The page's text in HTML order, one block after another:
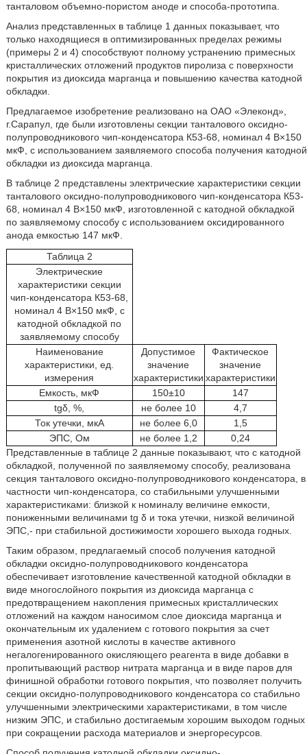
танталовом объемно-пористом аноде и способа-прототипа.
Анализ представленных в таблице 1 данных показывает, что
только находящиеся в оптимизированных пределах режимы
(примеры 2 и 4) способствуют полному устранению примесных
кристаллических отложений продуктов пиролиза с поверхности
покрытия из диоксида марганца и повышению качества катодной
обкладки.
Предлагаемое изобретение реализовано на ОАО «Элеконд»,
г.Сарапул, где были изготовлены секции танталового оксидно-
полупроводникового чип-конденсатора К53-68, номинал 4 В×150
мкФ, с использованием заявляемого способа получения катодной
обкладки из диоксида марганца.
В таблице 2 представлены электрические характеристики секции
танталового оксидно-полупроводникового чип-конденсатора К53-
68, номинал 4 В×150 мкФ, изготовленной с катодной обкладкой
по заявляемому способу с использованием оксидированного
анода емкостью 147 мкФ.
Таблица 2
Электрические
характеристики секции
чип-конденсатора К53-68,
номинал 4 В×150 мкФ, с
катодной обкладкой по
заявляемому способу
Наименование
характеристики, ед.
измерения
Допустимое
значение
характеристики
Фактическое
значение
характеристики
Емкость, мкФ
150±10
147
tgδ, %,
не более 10
4,7
Ток утечки, мкА
не более 6,0
1,5
ЭПС, Ом
не более 1,2
0,24
Представленные в таблице 2 данные показывают, что с катодной
обкладкой, полученной по заявляемому способу, реализована
секция танталового оксидно-полупроводникового конденсатора, в
частности чип-конденсатора, со стабильными улучшенными
характеристиками: близкой к номиналу величине емкости,
пониженными величинами tg δ и тока утечки, низкой величиной
ЭПС,- при стабильной достижимости хорошего выхода годных.
Таким образом, предлагаемый способ получения катодной
обкладки оксидно-полупроводникового конденсатора
обеспечивает изготовление качественной катодной обкладки в
виде многослойного покрытия из диоксида марганца с
предотвращением накопления примесных кристаллических
отложений на каждом наносимом слое диоксида марганца и
окончательным их удалением с готового покрытия за счет
применения азотной кислоты в качестве активного
негалогенированного окисляющего реагента в виде добавки в
пропитывающий раствор нитрата марганца и в виде паров для
финишной обработки готового покрытия, что позволяет получить
секции оксидно-полупроводникового конденсатора со стабильно
улучшенными электрическими характеристиками, в том числе
низким ЭПС, и стабильно достигаемым хорошим выходом годных
при сокращении расхода материалов и энергоресурсов.